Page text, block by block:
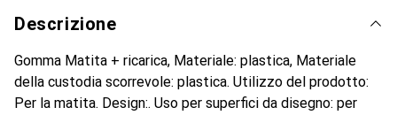
Descrizione
Gomma Matita + ricarica, Materiale: plastica, Materiale
della custodia scorrevole: plastica. Utilizzo del prodotto:
Per la matita. Design:. Uso per superfici da disegno: per